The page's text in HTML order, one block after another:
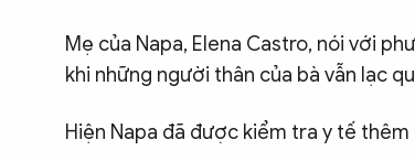
Mẹ của Napa, Elena Castro, nói với
khi những người thân của bà vẫn lạc
Hiện Napa đã được kiểm tra y tế